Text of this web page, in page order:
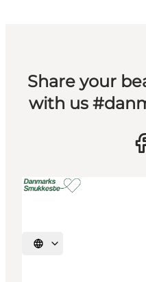
Share your
with us
Select language